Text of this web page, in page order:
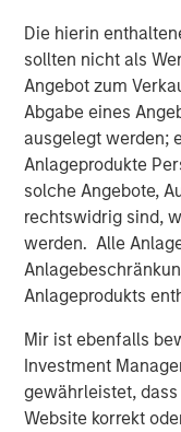
Die hierin
sollten nicht als
Angebot zum
Abgabe eines
ausgelegt werden;
Anlageprodukte
solche Angebote,
rechtswidrig sind,
werden. Alle
Anlageprodukts
Mir ist ebenfalls
Investment
gewährleistet,
Website korrekt
Bill Reiland, Chief
said, “We believe
unique blend of
investing and
strategy, allowing
businesses and
maximize returns
About Morgan
Morgan Stanley
private investment
Investment